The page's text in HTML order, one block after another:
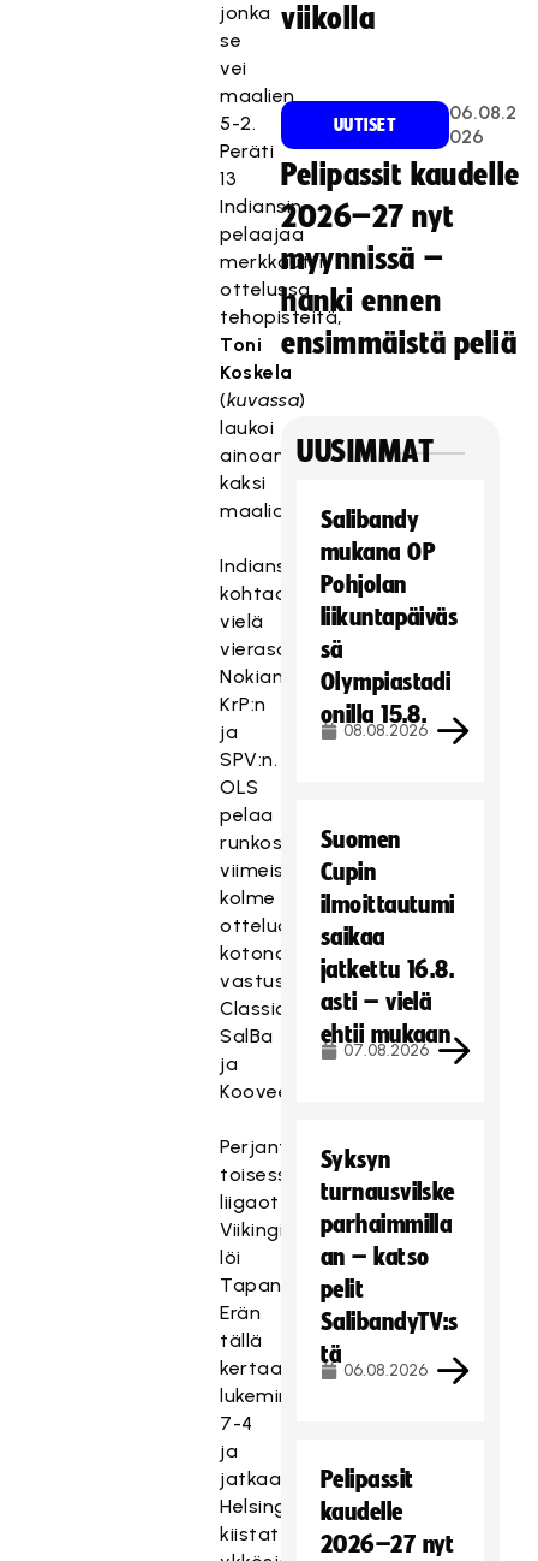
jonka
se
vei
maalien
5-2.
Peräti
13
Indiansin
pelaajaa
merkkautti
ottelussa
tehopisteitä,
Toni
Koskela
(kuvassa)
laukoi
ainoana
kaksi
maalia.
Indians
kohtaa
vielä
vierasotteluissa
Nokian
KrP:n
ja
SPV:n.
OLS
pelaa
runkosarjan
viimeiset
kolme
otteluaan
kotona
vastustajinaan
Classic,
SalBa
ja
Koovee.
Perjantain
toisessa
liigaottelussa
Viikingit
löi
Tapanilan
Erän
tällä
kertaa
lukemin
7-4
ja
jatkaa
Helsingin
kiistattomana
viikolla
UUTISET
06.08.2
026
Pelipassit kaudelle
2026–27 nyt
myynnissä –
hanki ennen
ensimmäistä peliä
UUSIMMAT
Salibandy
mukana OP
Pohjolan
liikuntapäiväs
sä
Olympiastadi
onilla 15.8.
08.08.2026
Suomen
Cupin
ilmoittautumi
saikaa
jatkettu 16.8.
asti – vielä
ehtii mukaan
07.08.2026
Syksyn
turnausvilske
parhaimmilla
an – katso
pelit
SalibandyTV:s
tä
06.08.2026
Pelipassit
kaudelle
2026–27 nyt